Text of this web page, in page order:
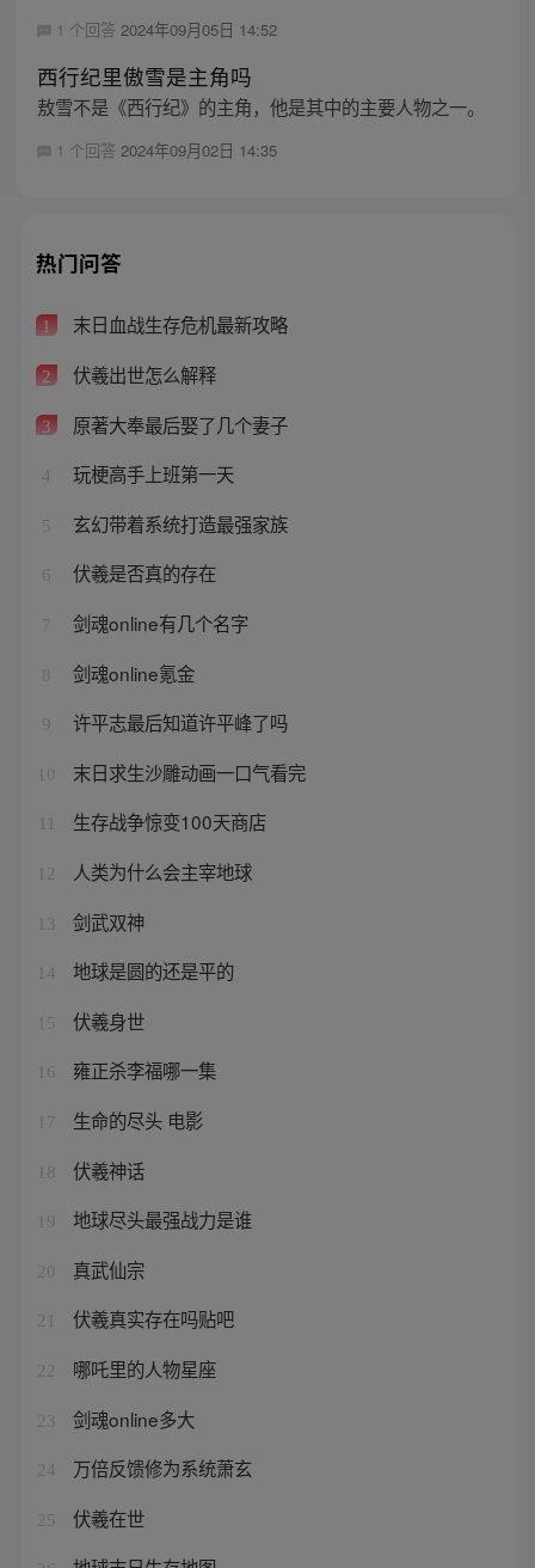
1 个回答 2024年09月05日 14:52
西行纪里傲雪是主角吗
敖雪不是《西行纪》的主角，他是其中的主要人物之一。
1 个回答 2024年09月02日 14:35
热门问答
1 末日血战生存危机最新攻略
2 伏羲出世怎么解释
3 原著大奉最后娶了几个妻子
4 玩梗高手上班第一天
5 玄幻带着系统打造最强家族
6 伏羲是否真的存在
7 剑魂online有几个名字
8 剑魂online氪金
9 许平志最后知道许平峰了吗
10 末日求生沙雕动画一口气看完
生存战争惊变100天商店
12 人类为什么会主宰地球
13 剑武双神
14 地球是圆的还是平的
15 伏羲身世
16 雍正杀李福哪一集
17 生命的尽头 电影
18 伏羲神话
19 地球尽头最强战力是谁
20 真武仙宗
21 伏羲真实存在吗贴吧
22 哪吒里的人物星座
23 剑魂online多大
24 万倍反馈修为系统萧玄
25 伏羲在世